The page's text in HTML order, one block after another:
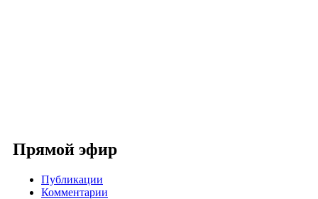
Прямой эфир
Публикации
Комментарии